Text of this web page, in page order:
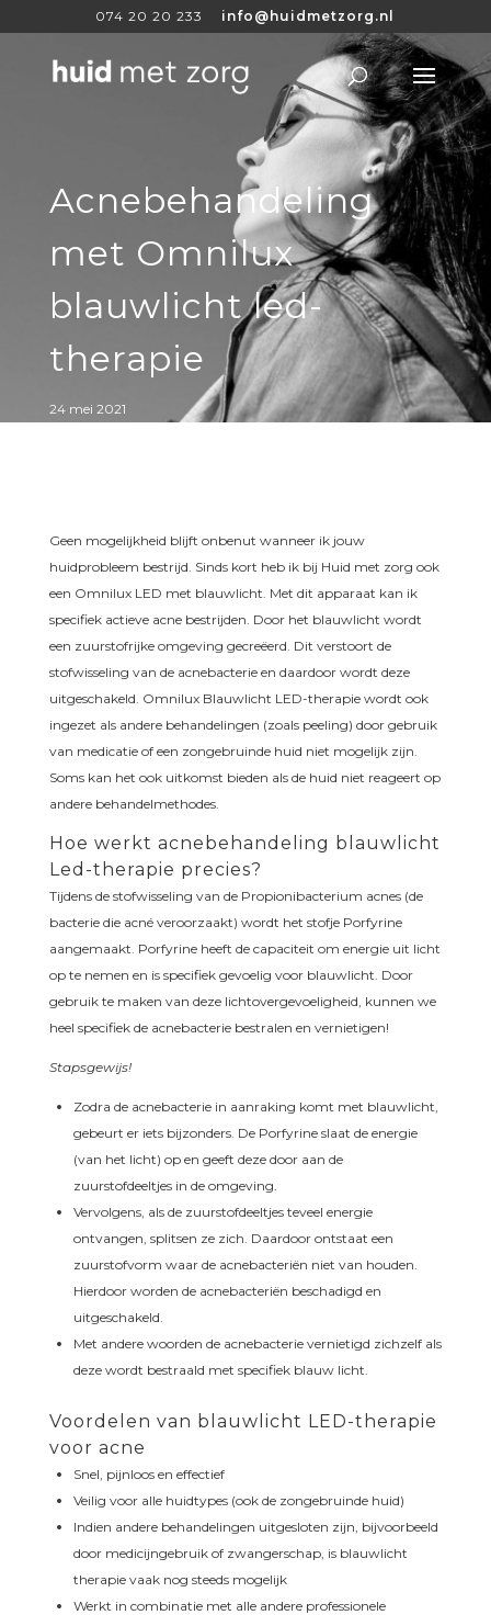
074 20 20 233 info@huidmetzorg.nl
Acnebehandeling
met Omnilux
blauwlicht led-
therapie
24 mei 2021
Geen mogelijkheid blijft onbenut wanneer ik jouw
huidprobleem bestrijd. Sinds kort heb ik bij Huid met zorg ook
een Omnilux LED met blauwlicht. Met dit apparaat kan ik
specifiek actieve acne bestrijden. Door het blauwlicht wordt
een zuurstofrijke omgeving gecreëerd. Dit verstoort de
stofwisseling van de acnebacterie en daardoor wordt deze
uitgeschakeld. Omnilux Blauwlicht LED-therapie wordt ook
ingezet als andere behandelingen (zoals peeling) door gebruik
van medicatie of een zongebruinde huid niet mogelijk zijn.
Soms kan het ook uitkomst bieden als de huid niet reageert op
andere behandelmethodes.
Hoe werkt acnebehandeling blauwlicht
Led-therapie precies?
Tijdens de stofwisseling van de Propionibacterium acnes (de
bacterie die acné veroorzaakt) wordt het stofje Porfyrine
aangemaakt. Porfyrine heeft de capaciteit om energie uit licht
op te nemen en is specifiek gevoelig voor blauwlicht. Door
gebruik te maken van deze lichtovergevoeligheid, kunnen we
heel specifiek de acnebacterie bestralen en vernietigen!
Stapsgewijs!
Zodra de acnebacterie in aanraking komt met blauwlicht,
gebeurt er iets bijzonders. De Porfyrine slaat de energie
(van het licht) op en geeft deze door aan de
zuurstofdeeltjes in de omgeving.
Vervolgens, als de zuurstofdeeltjes teveel energie
ontvangen, splitsen ze zich. Daardoor ontstaat een
zuurstofvorm waar de acnebacteriën niet van houden.
Hierdoor worden de acnebacteriën beschadigd en
uitgeschakeld.
Met andere woorden de acnebacterie vernietigd zichzelf als
deze wordt bestraald met specifiek blauw licht.
Voordelen van blauwlicht LED-therapie
voor acne
Snel, pijnloos en effectief
Veilig voor alle huidtypes (ook de zongebruinde huid)
Indien andere behandelingen uitgesloten zijn, bijvoorbeeld
door medicijngebruik of zwangerschap, is blauwlicht
therapie vaak nog steeds mogelijk
Werkt in combinatie met alle andere professionele